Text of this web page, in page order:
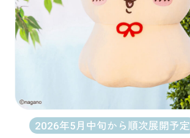
2026年5月中旬から順次展開予定